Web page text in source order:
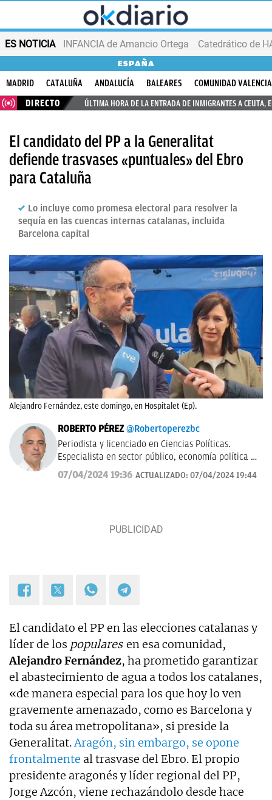
ES NOTICIA INFANCIA de Amancio Ortega
ESPAÑA
MADRID CATALUÑA ANDALUCÍA BALEARES
COMUNIDAD
DIRECTO
ÚLTIMA HORA DE LA ENTRADA DE INMIGRANTES A CEUTA,
El candidato del PP a la Generalitat
defiende trasvases «puntuales» del Ebro
para Cataluña
Lo incluye como promesa electoral para resolver la
sequía en las cuencas internas catalanas, incluida
Barcelona capital
Alejandro Fernández, este domingo, en Hospitalet (Ep).
ROBERTO PÉREZ @Robertoperezbc
Periodista y licenciado en Ciencias Políticas.
Especialista en sector público, economía política y
presupuestaria, e instituciones político-
administrativas. Trabajó para Agencia Efe y Cope,
07/04/2024 19:36 ACTUALIZADO: 07/04/2024 19:44
El candidato el PP en las elecciones catalanas y
líder de los populares en esa comunidad,
Alejandro Fernández, ha prometido garantizar
el abastecimiento de agua a todos los catalanes,
«de manera especial para los que hoy lo ven
gravemente amenazado, como es Barcelona y
toda su área metropolitana», si preside la
Generalitat. Aragón, sin embargo, se opone
frontalmente al trasvase del Ebro. El propio
presidente aragonés y líder regional del PP,
Jorge Azcón, viene rechazándolo desde hace